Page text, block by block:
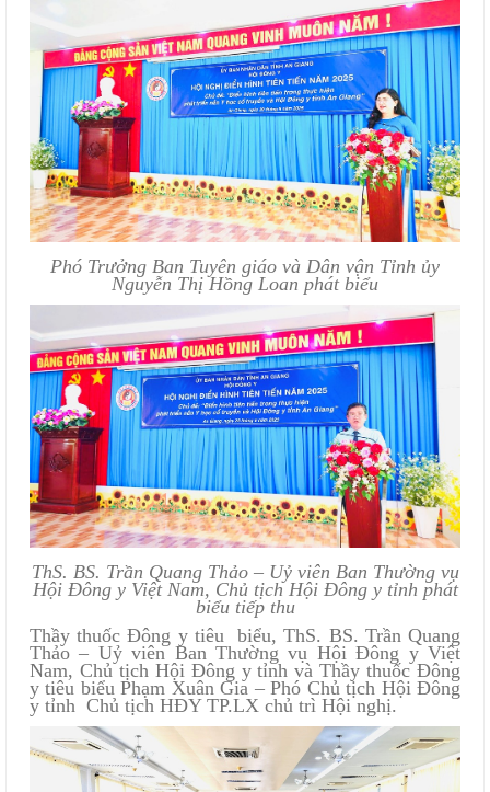
Phó Trưởng Ban Tuyên giáo và Dân vận Tỉnh ủy
Nguyễn Thị Hồng Loan phát biểu
ThS. BS. Trần Quang Thảo – Uỷ viên Ban Thường vụ
Hội Đông y Việt Nam, Chủ tịch Hội Đông y tỉnh phát
biểu tiếp thu
Thầy thuốc Đông y tiêu biểu, ThS. BS. Trần Quang
Thảo – Uỷ viên Ban Thường vụ Hội Đông y Việt
Nam, Chủ tịch Hội Đông y tỉnh và Thầy thuốc Đông
y tiêu biểu Phạm Xuân Gia – Phó Chủ tịch Hội Đông
y tỉnh Chủ tịch HĐY TP.LX chủ trì Hội nghị.